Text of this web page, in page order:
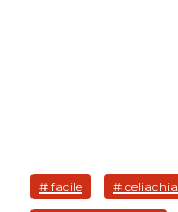
# facile # celiachia